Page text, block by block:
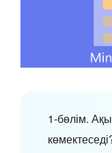
1-бөлім.